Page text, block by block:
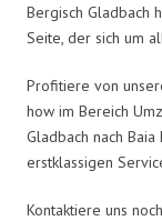
Bergisch Gladbach
Seite, der sich um
Profitiere von
how im Bereich
Gladbach nach
erstklassigen
Kontaktiere uns